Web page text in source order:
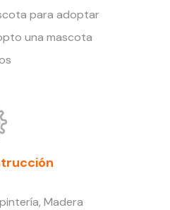
para adoptar
una mascota
Madera